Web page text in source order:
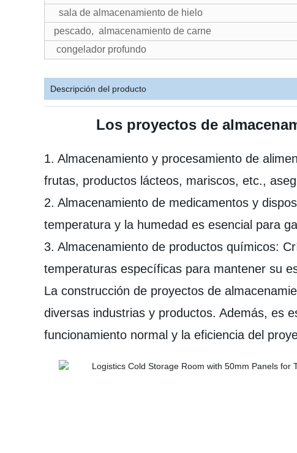
sala de almacenamiento de hielo
pescado, almacenamiento de carne
congelador profundo
Descripción del producto
Los proyectos de
1. Almacenamiento y procesamiento de
frutas, productos lácteos, mariscos, etc.,
2. Almacenamiento de medicamentos y
temperatura y la humedad es esencial para
3. Almacenamiento de productos químicos:
temperaturas específicas para mantener su
La construcción de proyectos de
diversas industrias y productos. Además, es
funcionamiento normal y la eficiencia del